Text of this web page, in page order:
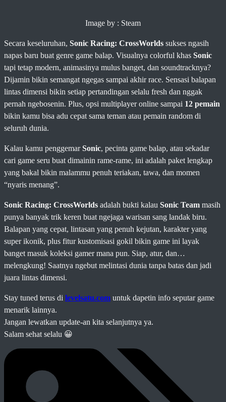
Image by : Steam
Secara keseluruhan, Sonic Racing: CrossWorlds sukses ngasih
napas baru buat genre game balap. Visualnya colorful khas Sonic
tapi tetap modern, animasinya mulus banget, dan soundtracknya?
Dijamin bikin semangat ngegas sampai akhir race. Sensasi balapan
lintas dimensi bikin setiap pertandingan selalu fresh dan nggak
pernah ngebosenin. Plus, opsi multiplayer online sampai 12 pemain
bikin kamu bisa adu cepat sama teman atau pemain random di
seluruh dunia.
Kalau kamu penggemarSonic, pecinta game balap, atau sekadar
cari game seru buat dimainin rame-rame, ini adalah paket lengkap
yang bakal bikin malammu penuh teriakan, tawa, dan momen
“nyaris menang”.
Sonic Racing: CrossWorlds adalah bukti kalau Sonic Team masih
punya banyak trik keren buat ngejaga warisan sang landak biru.
Balapan yang cepat, lintasan yang penuh kejutan, karakter yang
super ikonik, plus fitur kustomisasi gokil bikin game ini layak
banget masuk koleksi gamer mana pun. Siap, atur, dan…
melengkung! Saatnya ngebut melintasi dunia tanpa batas dan jadi
juara lintas dimensi.
Stay tuned terus di levelsatu.com untuk dapetin info seputar game
menarik lainnya.
Jangan lewatkan update-an kita selanjutnya ya.
Salam sehat selalu 😀